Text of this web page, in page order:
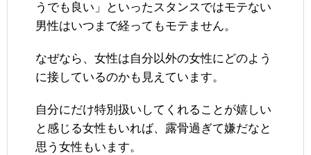
うでも良い」といったスタンスではモテない
男性はいつまで経ってもモテません。
なぜなら、女性は自分以外の女性にどのよう
に接しているのかも見えています。
自分にだけ特別扱いしてくれることが嬉しい
と感じる女性もいれば、露骨過ぎて嫌だなと
思う女性もいます。